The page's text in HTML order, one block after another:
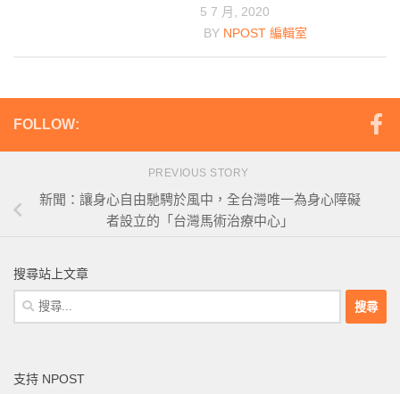
5 7 月, 2020
BY NPOST 編輯室
FOLLOW:
PREVIOUS STORY
新聞：讓身心自由馳騁於風中，全台灣唯一為身心障礙
者設立的「台灣馬術治療中心」
搜尋站上文章
搜
尋
字:
支持 NPOST